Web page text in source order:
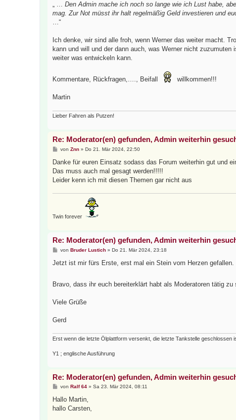
„ … Den Admin mache ich noch so lange wie ich Lust habe,
mag. Zur Not müsst ihr halt regelmäßig Geld investieren und
…“
Ich denke, wir sind alle froh, wenn Werner das weiter macht.
kann und will und der dann auch, was Werner nicht
weiter was entwickeln kann.
Kommentare, Rückfragen,…., Beifall willkommen!!!
Martin
Lieber Fahren als Putzen!
Re: Moderator(en) gefunden, Admin weiterhin
B
i
r
a
von Znn» Do 21. Mär 2024, 22:50
Danke für euren Einsatz sodass das Forum weiterhin gut und
Das muss auch mal gesagt werden!!!!!
Leider kenn ich mit diesen Themen gar nicht aus
Twin forever
Re: Moderator(en) gefunden, Admin weiterhin
B
i
g
von Bruder Lustich» Do 21. Mär 2024, 23:18
Jetzt ist mir fürs Erste, erst mal ein Stein vom Herzen gefallen.
Bravo, dass ihr euch bereiterklärt habt als Moderatoren tätig zu
Viele Grüße
Gerd
Erst wenn die letzte Ölplattform versenkt, die letzte Tankstelle
Y1 ; englische Ausführung
Re: Moderator(en) gefunden, Admin weiterhin
B
i
r
von Ralf 64» Sa 23. Mär 2024, 08:11
Hallo Martin,
hallo Carsten,